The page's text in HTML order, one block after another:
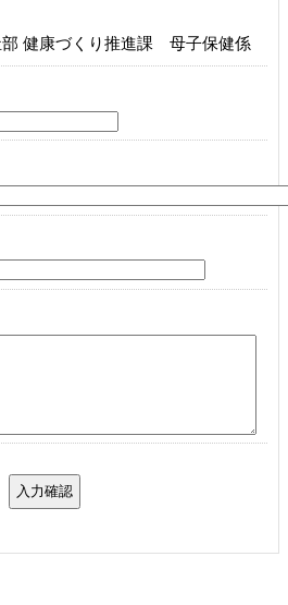
部 健康づくり推進課 母子保健係